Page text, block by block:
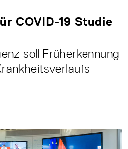
COVID-19 Studie
soll Früherkennung